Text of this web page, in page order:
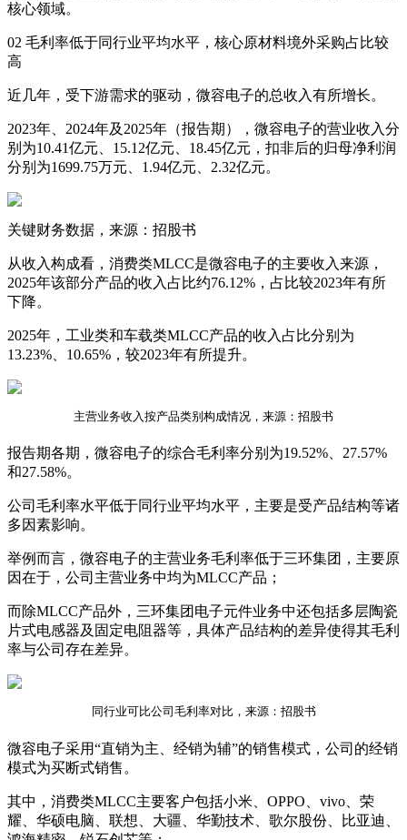
核心领域。
02 毛利率低于同行业平均水平，核心原材料境外采购占比较
高
近几年，受下游需求的驱动，微容电子的总收入有所增长。
2023年、2024年及2025年（报告期），微容电子的营业收入分
别为10.41亿元、15.12亿元、18.45亿元，扣非后的归母净利润
分别为1699.75万元、1.94亿元、2.32亿元。
关键财务数据，来源：招股书
从收入构成看，消费类MLCC是微容电子的主要收入来源，
2025年该部分产品的收入占比约76.12%，占比较2023年有所
下降。
2025年，工业类和车载类MLCC产品的收入占比分别为
13.23%、10.65%，较2023年有所提升。
主营业务收入按产品类别构成情况，来源：招股书
报告期各期，微容电子的综合毛利率分别为19.52%、27.57%
和27.58%。
公司毛利率水平低于同行业平均水平，主要是受产品结构等诸
多因素影响。
举例而言，微容电子的主营业务毛利率低于三环集团，主要原
因在于，公司主营业务中均为MLCC产品；
而除MLCC产品外，三环集团电子元件业务中还包括多层陶瓷
片式电感器及固定电阻器等，具体产品结构的差异使得其毛利
率与公司存在差异。
同行业可比公司毛利率对比，来源：招股书
微容电子采用“直销为主、经销为辅”的销售模式，公司的经销
模式为买断式销售。
其中，消费类MLCC主要客户包括小米、OPPO、vivo、荣
耀、华硕电脑、联想、大疆、华勤技术、歌尔股份、比亚迪、